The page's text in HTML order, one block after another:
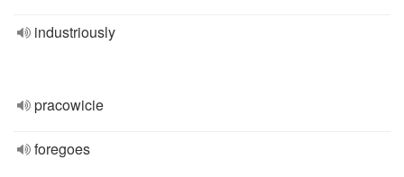
industriously
pracowicie
foregoes